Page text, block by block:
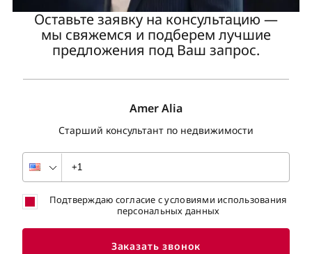
Оставьте заявку на консультацию —
мы свяжемся и подберем лучшие
предложения под Ваш запрос.
Amer Alia
Старший консультант по недвижимости
Подтверждаю согласие с условиями использования
персональных данных
Заказать звонок